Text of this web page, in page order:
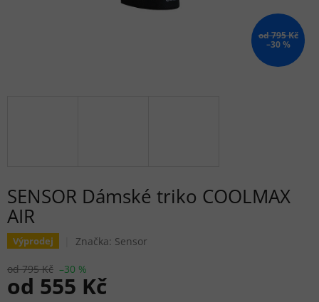
od 795 Kč
–30 %
SENSOR Dámské triko COOLMAX
AIR
Výprodej Značka: Sensor
od 795 Kč –30 %
od 555 Kč